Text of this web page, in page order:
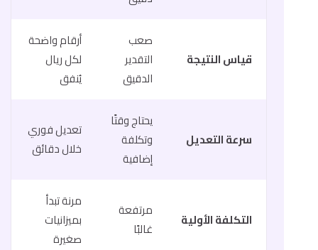
قياس النتيجة
صعب
التقدير
الدقيق
أرقام واضحة
لكل ريال
يُنفق
سرعة التعديل
يحتاج وقتًا
وتكلفة
إضافية
تعديل فوري
خلال دقائق
التكلفة الأولية
مرتفعة
غالبًا
مرنة تبدأ
بميزانيات
صغيرة